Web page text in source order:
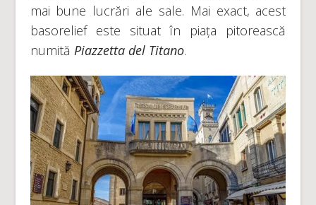
mai bune lucrări ale sale. Mai exact, acest
basorelief este situat în piața pitorească
numită Piazzetta del Titano.